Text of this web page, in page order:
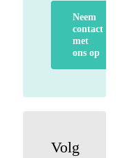
Neem
contact
met
ons op
Volg